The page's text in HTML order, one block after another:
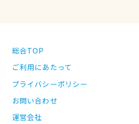
総合TOP
ご利用にあたって
プライバシーポリシー
お問い合わせ
運営会社